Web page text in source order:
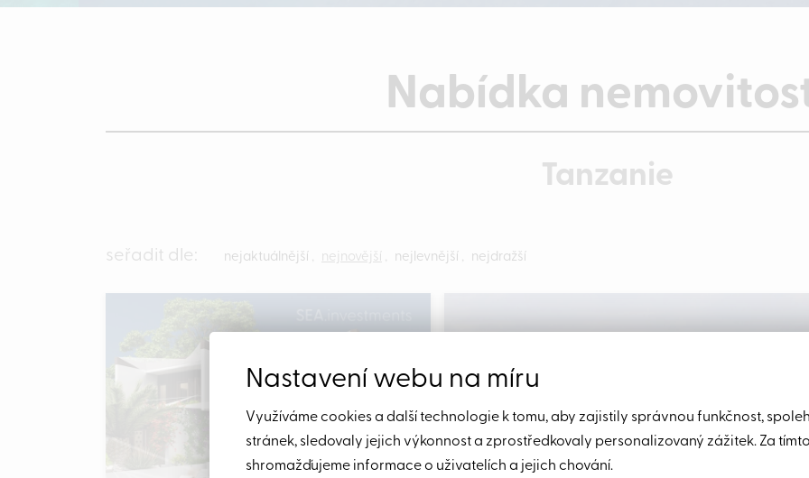
Nabídka
Tanzanie
seřadit dle: nejaktuálnější , nejnovější , nejlevnější , nejdražší
Nastavení webu na míru
Využíváme cookies a další technologie k tomu, aby zajistily správnou funkčnost,
stránek, sledovaly jejich výkonnost a zprostředkovaly personalizovaný zážitek. Za
shromažďujeme informace o uživatelích a jejich chování.